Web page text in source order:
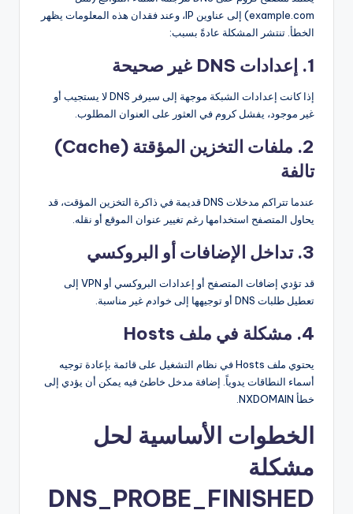
example.com) إلى عناوين IP، وعند فقدان هذه المعلومات يظهر
الخطأ. تنتشر المشكلة عادةً بسبب:
1. إعدادات DNS غير صحيحة
إذا كانت إعدادات الشبكة موجهة إلى سيرفر DNS لا يستجيب أو
غير موجود، يفشل كروم في العثور على العنوان المطلوب.
2. ملفات التخزين المؤقتة (Cache)
تالفة
عندما تتراكم مدخلات DNS قديمة في ذاكرة التخزين المؤقت، قد
يحاول المتصفح استخدامها رغم تغيير عنوان الموقع أو نقله.
3. تداخل الإضافات أو البروكسي
قد تؤدي إضافات المتصفح أو إعدادات البروكسي أو VPN إلى
تعطيل طلبات DNS أو توجيهها إلى خوادم غير مناسبة.
4. مشكلة في ملف Hosts
يحتوي ملف Hosts في نظام التشغيل على قائمة بإعادة توجيه
أسماء النطاقات يدوياً. إضافة مدخل خاطئ فيه يمكن أن يؤدي إلى
خطأ NXDOMAIN.
الخطوات الأساسية لحل
مشكلة
DNS_PROBE_FINISHED